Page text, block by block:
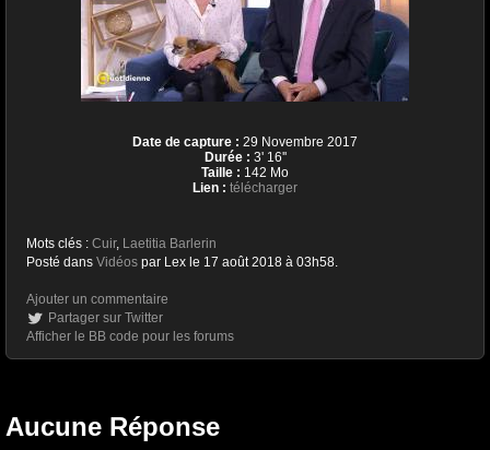
Date de capture : 29 Novembre 2017
Durée : 3' 16''
Taille : 142 Mo
Lien : télécharger
Mots clés : Cuir, Laetitia Barlerin
Posté dans Vidéos par Lex le 17 août 2018 à 03h58.
Ajouter un commentaire
Partager sur Twitter
Afficher le BB code pour les forums
Aucune Réponse